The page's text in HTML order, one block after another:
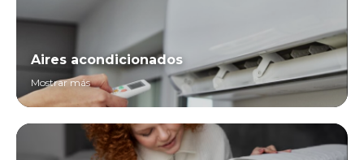
Aires acondicionados
Mostrar más